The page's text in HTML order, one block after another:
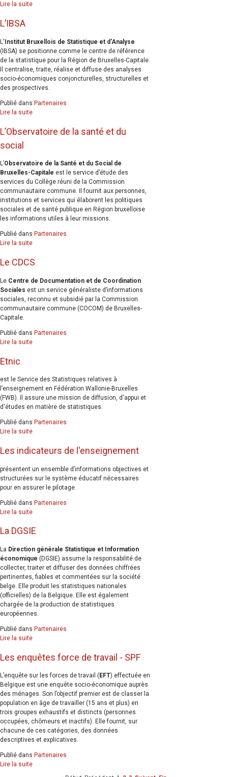
Lire la suite
L’IBSA
L'Institut Bruxellois de Statistique et d'Analyse
(IBSA) se positionne comme le centre de référence
de la statistique pour la Région de Bruxelles-Capitale.
Il centralise, traite, réalise et diffuse des analyses
socio-économiques conjoncturelles, structurelles et
des prospectives.
Publié dans Partenaires
Lire la suite
L’Observatoire de la santé et du
social
L’Observatoire de la Santé et du Social de
Bruxelles-Capitale est le service d’étude des
services du Collège réuni de la Commission
communautaire commune. Il fournit aux personnes,
institutions et services qui élaborent les politiques
sociales et de santé publique en Région bruxelloise
les informations utiles à leur missions.
Publié dans Partenaires
Lire la suite
Le CDCS
Le Centre de Documentation et de Coordination
Sociales est un service généraliste d’informations
sociales, reconnu et subsidié par la Commission
communautaire commune (COCOM) de Bruxelles-
Capitale.
Publié dans Partenaires
Lire la suite
Etnic
est le Service des Statistiques relatives à
l’enseignement en Fédération Wallonie-Bruxelles
(FWB). Il assure une mission de diffusion, d'appui et
d'études en matière de statistiques.
Publié dans Partenaires
Lire la suite
Les indicateurs de l'enseignement
présentent un ensemble d’informations objectives et
structurées sur le système éducatif nécessaires
pour en assurer le pilotage.
Publié dans Partenaires
Lire la suite
La DGSIE
La Direction générale Statistique et Information
économique (DGSIE) assume la responsabilité de
collecter, traiter et diffuser des données chiffrées
pertinentes, fiables et commentées sur la société
belge. Elle produit les statistiques nationales
(officielles) de la Belgique. Elle est également
chargée de la production de statistiques
européennes.
Publié dans Partenaires
Lire la suite
Les enquêtes force de travail - SPF
L’enquête sur les forces de travail ( EFT) effectuée en
Belgique est une enquête socio-économique auprès
des ménages. Son l’objectif premier est de classer la
population en âge de travailler (15 ans et plus) en
trois groupes exhaustifs et distincts (personnes
occupées, chômeurs et inactifs). Elle fournit, sur
chacune de ces catégories, des données
descriptives et explicatives.
Publié dans Partenaires
Lire la suite